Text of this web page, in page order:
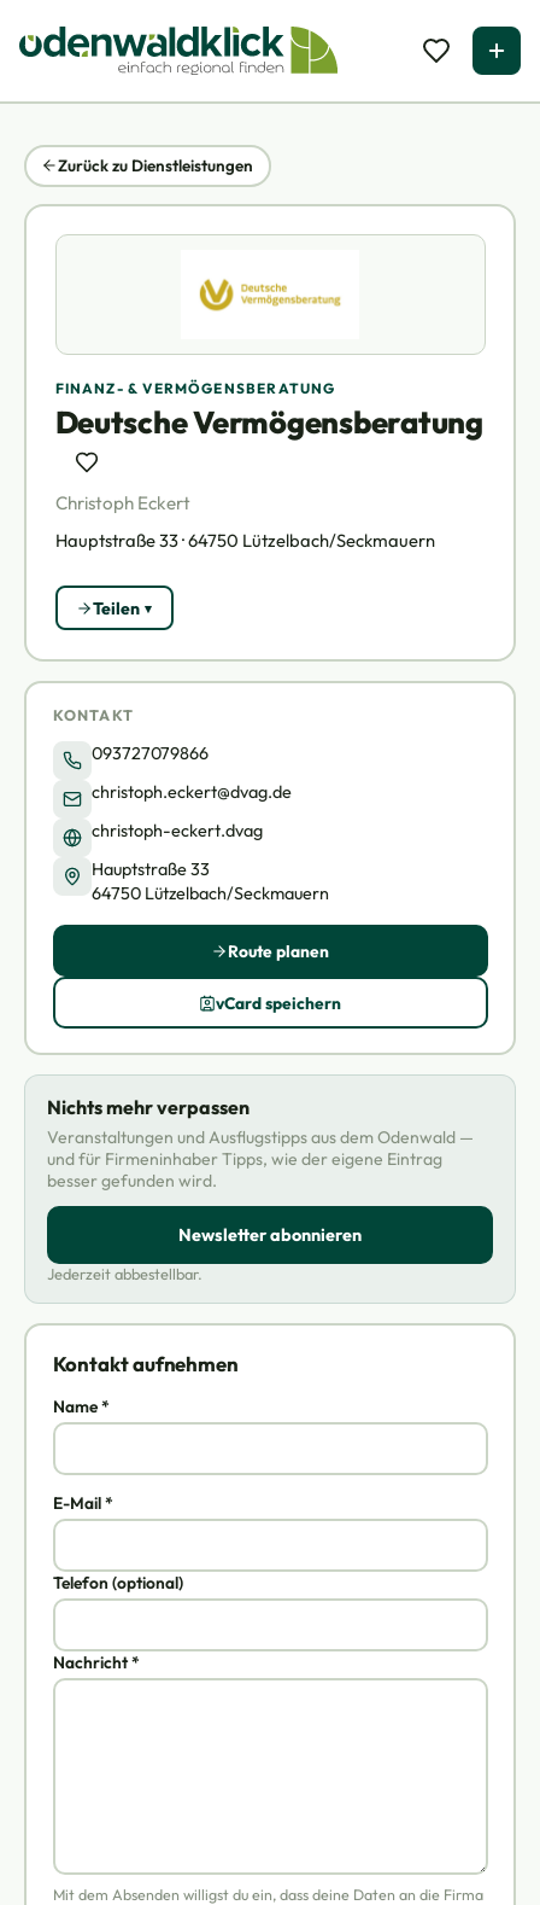
Zurück zu Dienstleistungen
FINANZ- & VERMÖGENSBERATUNG
Deutsche Vermögensberatung
Christoph Eckert
Hauptstraße 33 · 64750 Lützelbach/Seckmauern
Teilen
Kontakt aufnehmen
Name *
E-Mail *
Telefon (optional)
Nachricht *
Mit dem Absenden willigst du ein, dass deine Daten an die Firma
KONTAKT
093727079866
christoph.eckert@dvag.de
christoph-eckert.dvag
Hauptstraße 33
64750 Lützelbach/Seckmauern
Route planen
vCard speichern
Nichts mehr verpassen
Veranstaltungen und Ausflugstipps aus dem Odenwald —
und für Firmeninhaber Tipps, wie der eigene Eintrag
besser gefunden wird.
Newsletter abonnieren
Jederzeit abbestellbar.